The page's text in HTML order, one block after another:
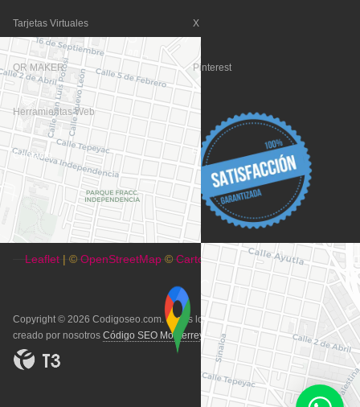
Leaflet | © OpenStreetMap © CartoDB
Tarjetas Virtuales
QR MAKER
Herramientas Web
Contacto
X
Pinterest
Copyright © 2026 Codigoseo.com. Todos los derechos reservados. Sitio
creado por nosotros Código SEO Monterrey.